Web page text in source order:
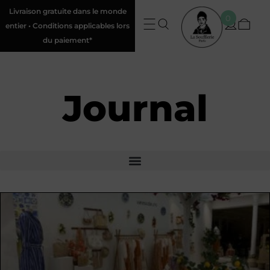
Livraison gratuite dans le monde
entier • Conditions applicables lors
du paiement*
0
Journal